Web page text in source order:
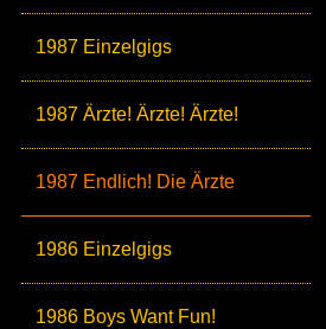
1987 Einzelgigs
1987 Ärzte! Ärzte! Ärzte!
1987 Endlich! Die Ärzte
1986 Einzelgigs
1986 Boys Want Fun!